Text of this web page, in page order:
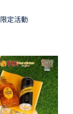
限定活動